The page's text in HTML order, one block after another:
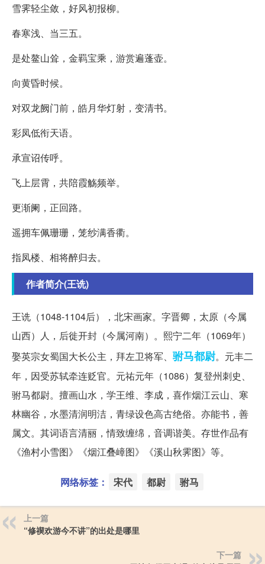
雪霁轻尘敛，好风初报柳。
春寒浅、当三五。
是处鳌山耸，金羁宝乘，游赏遍蓬壶。
向黄昏时候。
对双龙阙门前，皓月华灯射，变清书。
彩凤低衔天语。
承宣诏传呼。
飞上层霄，共陪霞觞频举。
更渐阑，正回路。
遥拥车佩珊珊，笼纱满香衢。
指凤楼、相将醉归去。
作者简介(王诜)
王诜（1048-1104后），北宋画家。字晋卿，太原（今属
山西）人，后徙开封（今属河南）。熙宁二年（1069年）
娶英宗女蜀国大长公主，拜左卫将军、 驸马都尉。元丰二
年，因受苏轼牵连贬官。元祐元年（1086）复登州刺史、
驸马都尉。擅画山水，学王维、李成，喜作烟江云山、寒
林幽谷，水墨清润明洁，青绿设色高古绝俗。亦能书，善
属文。其词语言清丽，情致缠绵，音调谐美。存世作品有
《渔村小雪图》《烟江叠嶂图》《溪山秋霁图》等。
网络标签： 宋代 都尉 驸马
上一篇
“修禊欢游今不讲”的出处是哪里
下一篇